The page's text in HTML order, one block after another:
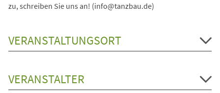
zu, schreiben Sie uns an! (info@tanzbau.de)
VERANSTALTUNGSORT
VERANSTALTER